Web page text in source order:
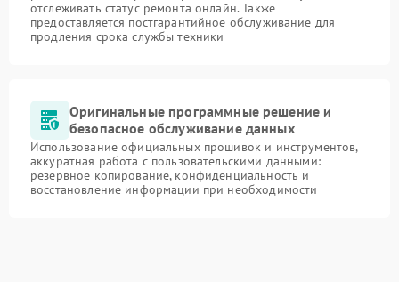
отслеживать статус ремонта онлайн. Также
предоставляется постгарантийное обслуживание для
продления срока службы техники
Оригинальные программные решение и
безопасное обслуживание данных
Использование официальных прошивок и инструментов,
аккуратная работа с пользовательскими данными:
резервное копирование, конфиденциальность и
восстановление информации при необходимости